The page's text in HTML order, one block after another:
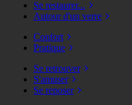
Se restaurer...
Autour d'un verre
Confort
Pratique
Se retrouver
S'amuser
Se reposer